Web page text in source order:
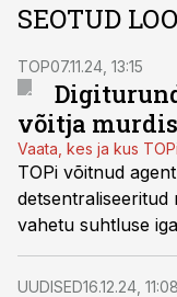
SEOTUD
TOP07.11.24, 13:15
võitja
Vaata, kes ja kus
TOPi võitnud
detsentraliseeritud
vahetu suhtluse
UUDISED16.12.24, 11:08